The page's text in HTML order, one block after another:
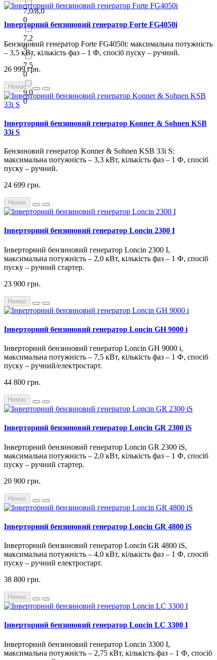
7,0/8,0
0
7,2
0
7,5
0
9,0
0
Інверторний бензиновий генератор Forte FG4050i
Бензиновий генератор Forte FG4050i: максимальна потужність
– 3,5 кВт, кількість фаз – 1 Ф, спосіб пуску – ручний.
26 999 грн.
Немає
Інверторний бензиновий генератор Konner & Sohnen KSB
33i S
Бензиновий генератор Konner & Sohnen KSB 33i S:
максимальна потужність – 3,3 кВт, кількість фаз – 1 Ф, спосіб
пуску – ручний.
24 699 грн.
Немає
Інверторний бензиновий генератор Loncin 2300 I
Інверторний бензиновий генератор Loncin 2300 I,
максимальна потужність – 2,0 кВт, кількість фаз – 1 Ф, спосіб
пуску – ручний стартер.
23 900 грн.
Немає
Інверторний бензиновий генератор Loncin GH 9000 i
Інверторний бензиновий генератор Loncin GH 9000 i,
максимальна потужність – 7,5 кВт, кількість фаз – 1 Ф, спосіб
пуску – ручний/електростарт.
44 800 грн.
Немає
Інверторний бензиновий генератор Loncin GR 2300 iS
Інверторний бензиновий генератор Loncin GR 2300 iS,
максимальна потужність – 2,0 кВт, кількість фаз – 1 Ф, спосіб
пуску – ручний стартер.
20 900 грн.
Немає
Інверторний бензиновий генератор Loncin GR 4800 iS
Інверторний бензиновий генератор Loncin GR 4800 iS,
максимальна потужність – 4,0 кВт, кількість фаз – 1 Ф, спосіб
пуску – ручний електростарт.
38 800 грн.
Немає
Інверторний бензиновий генератор Loncin LC 3300 I
Інверторний бензиновий генератор Loncin 3300 I,
максимальна потужність – 2,75 кВт, кількість фаз – 1 Ф, спосіб